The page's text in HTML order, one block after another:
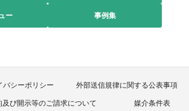
ー 事例集
バシーポリシー 外部送信規律に関する公表事項
び開示等のご請求について 媒介条件表